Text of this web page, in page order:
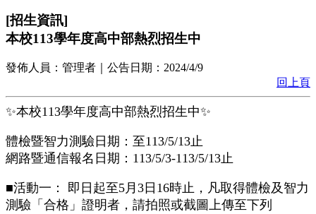
[招生資訊]
本校113學年度高中部熱烈招生中
發佈人員： 管理者 ｜公告日期： 2024/4/9
回上頁
✨本校113學年度高中部熱烈招生中✨
體檢暨智力測驗日期：至113/5/13止
網路暨通信報名日期：113/5/3-113/5/13止
■活動一： 即日起至5月3日16時止，凡取得體檢及智力
測驗「合格」證明者，請拍照或截圖上傳至下列